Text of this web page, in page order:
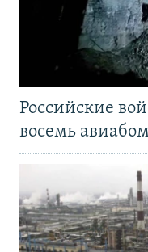
Российские
восемь